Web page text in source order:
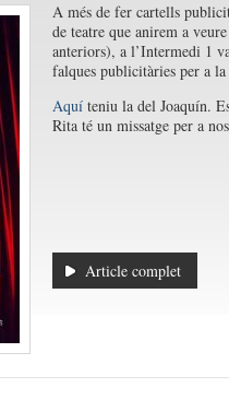
A més de fer cartells
de teatre que anirem a
anteriors), a l’Intermedi 1
falques publicitàries per a
Aquíteniu la del Joaquín.
Rita té un missatge per a
Article complet